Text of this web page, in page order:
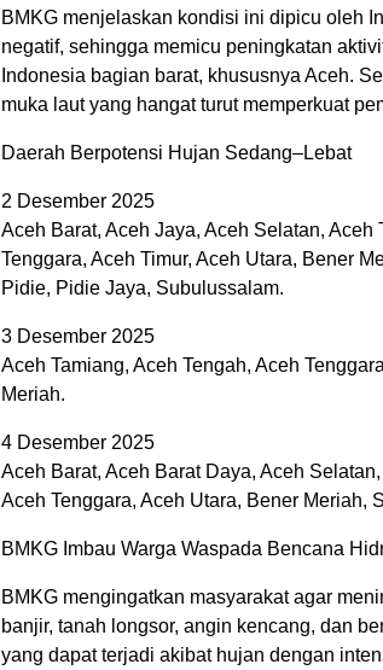
BMKG menjelaskan kondisi ini dipicu oleh
negatif, sehingga memicu peningkatan
Indonesia bagian barat, khususnya Aceh.
muka laut yang hangat turut memperkuat
Daerah Berpotensi Hujan Sedang–Lebat
2 Desember 2025
Aceh Barat, Aceh Jaya, Aceh Selatan, Aceh
Tenggara, Aceh Timur, Aceh Utara, Bener
Pidie, Pidie Jaya, Subulussalam.
3 Desember 2025
Aceh Tamiang, Aceh Tengah, Aceh
Meriah.
4 Desember 2025
Aceh Barat, Aceh Barat Daya, Aceh
Aceh Tenggara, Aceh Utara, Bener Meriah,
BMKG Imbau Warga Waspada Bencana
BMKG mengingatkan masyarakat agar
banjir, tanah longsor, angin kencang, dan
yang dapat terjadi akibat hujan dengan